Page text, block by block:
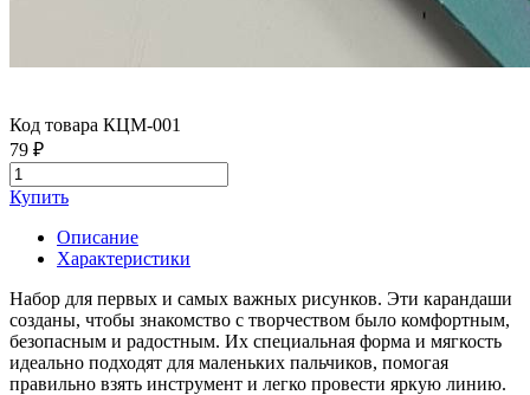
Код товара КЦМ-001
79 ₽
Купить
Описание
Характеристики
Набор для первых и самых важных рисунков. Эти карандаши
созданы, чтобы знакомство с творчеством было комфортным,
безопасным и радостным. Их специальная форма и мягкость
идеально подходят для маленьких пальчиков, помогая
правильно взять инструмент и легко провести яркую линию.